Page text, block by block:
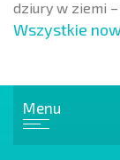
dziury w ziemi
Wszystkie
Menu